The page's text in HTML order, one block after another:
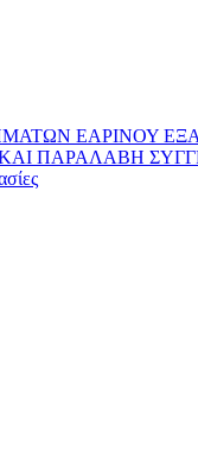
ΕΑΡΙΝΟΥ
ΠΑΡΑΛΑΒΗ